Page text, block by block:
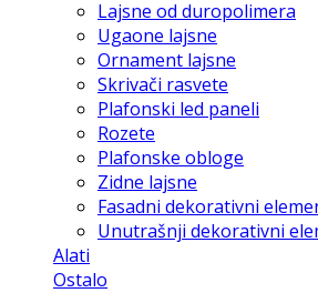
Lajsne od duropolimera
Ugaone lajsne
Ornament lajsne
Skrivači rasvete
Plafonski led paneli
Rozete
Plafonske obloge
Zidne lajsne
Fasadni dekorativni
Unutrašnji dekorativni
Alati
Ostalo